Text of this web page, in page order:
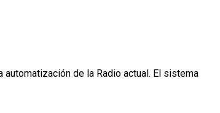
de la Radio actual. El sistema